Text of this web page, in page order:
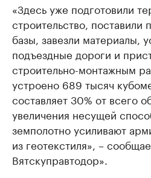
«Здесь уже подготовили
строительство, поставили
базы, завезли материалы,
подъездные дороги и
строительно-монтажным
устроено 689 тысяч
составляет 30% от всего
увеличения несущей
земполотно усиливают
из геотекстиля», –
Вятскуправтодор».